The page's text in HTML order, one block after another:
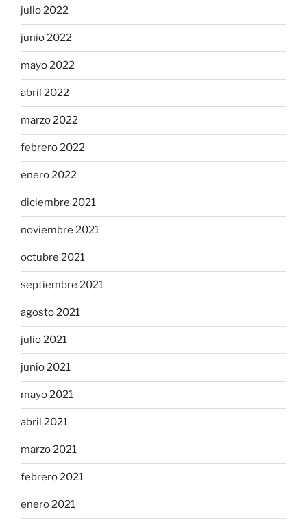
julio 2022
junio 2022
mayo 2022
abril 2022
marzo 2022
febrero 2022
enero 2022
diciembre 2021
noviembre 2021
octubre 2021
septiembre 2021
agosto 2021
julio 2021
junio 2021
mayo 2021
abril 2021
marzo 2021
febrero 2021
enero 2021